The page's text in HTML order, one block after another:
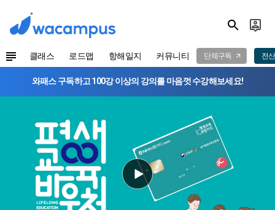
클래스 로드맵 항해일지 커뮤니티 단체구독 전
와패스 구독하고 100강 이상의 강의를 마음껏 수강해보세요!